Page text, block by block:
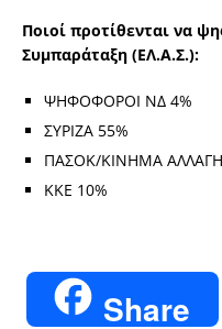
Ποιοί προτίθενται να
Συμπαράταξη (ΕΛ.Α.Σ.):
ΨΗΦΟΦΟΡΟΙ ΝΔ 4%
ΣΥΡΙΖΑ 55%
ΠΑΣΟΚ/ΚΙΝΗΜΑ
ΚΚΕ 10%
Share